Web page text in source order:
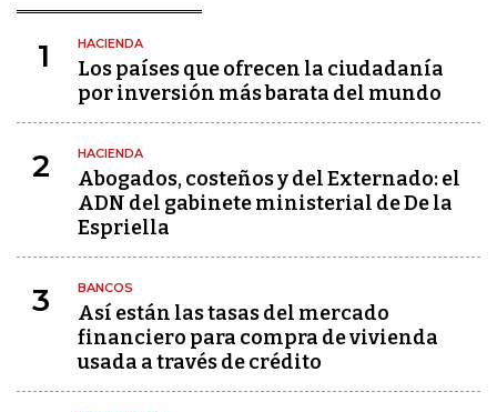
1 HACIENDA
Los países que ofrecen la ciudadanía
por inversión más barata del mundo
2 HACIENDA
Abogados, costeños y del Externado: el
ADN del gabinete ministerial de De la
Espriella
3 BANCOS
Así están las tasas del mercado
financiero para compra de vivienda
usada a través de crédito